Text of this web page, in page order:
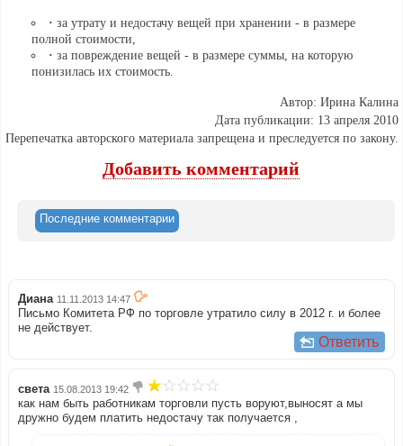
· за утрату и недостачу вещей при хранении - в размере
полной стоимости,
· за повреждение вещей - в размере суммы, на которую
понизилась их стоимость.
Автор: Ирина Калина
Дата публикации: 13 апреля 2010
Перепечатка авторского материала запрещена и преследуется по закону.
Добавить комментарий
Последние комментарии
Диана 11.11.2013 14:47
Письмо Комитета РФ по торговле утратило силу в 2012 г. и более
не действует.
Ответить
света 15.08.2013 19:42
как нам быть работникам торговли пусть воруют,выносят а мы
дружно будем платить недостачу так получается ,